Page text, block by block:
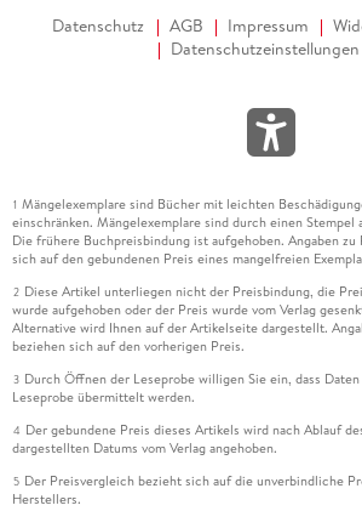
Datenschutz AGB Impressum
Datenschutzeinstellungen
1 Mängelexemplare sind Bücher mit leichten
einschränken. Mängelexemplare sind durch einen Stempel
Die frühere Buchpreisbindung ist aufgehoben. Angaben zu
sich auf den gebundenen Preis eines mangelfreien
2 Diese Artikel unterliegen nicht der Preisbindung, die
wurde aufgehoben oder der Preis wurde vom Verlag
Alternative wird Ihnen auf der Artikelseite dargestellt.
beziehen sich auf den vorherigen Preis.
3 Durch Öffnen der Leseprobe willigen Sie ein, dass
Leseprobe übermittelt werden.
4 Der gebundene Preis dieses Artikels wird nach Ablauf
dargestellten Datums vom Verlag angehoben.
5 Der Preisvergleich bezieht sich auf die unverbindliche
Herstellers.